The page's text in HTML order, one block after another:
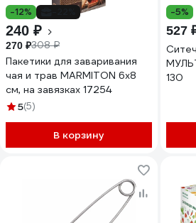
-12%
240 ₽
270 ₽308 ₽
Пакетики для заваривания
чая и трав MARMITON 6х8
см, на завязках 17254
5(5)
В корзину
-5%
527
130